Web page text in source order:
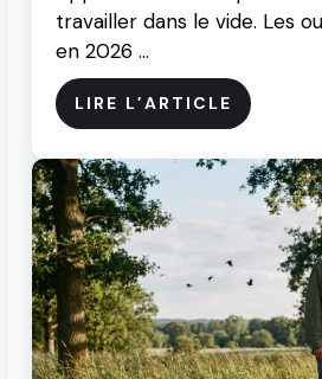
travailler dans le vide. Les
en 2026 …
LIRE L’ARTICLE